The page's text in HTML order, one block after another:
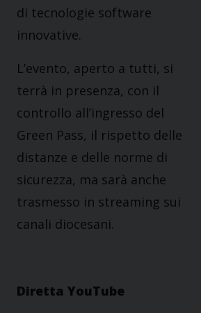
di tecnologie software
innovative.
L’evento, aperto a tutti, si
terrà in presenza, con il
controllo all’ingresso del
Green Pass, il rispetto delle
distanze e delle norme di
sicurezza, ma sarà anche
trasmesso in streaming sui
canali diocesani.
Diretta YouTube